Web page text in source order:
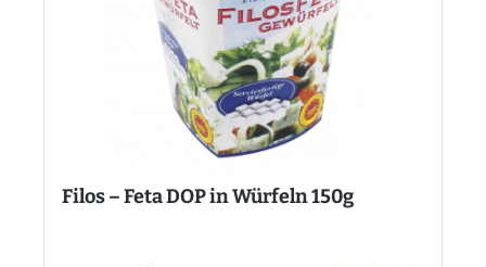
Filos – Feta DOP in Würfeln 150g